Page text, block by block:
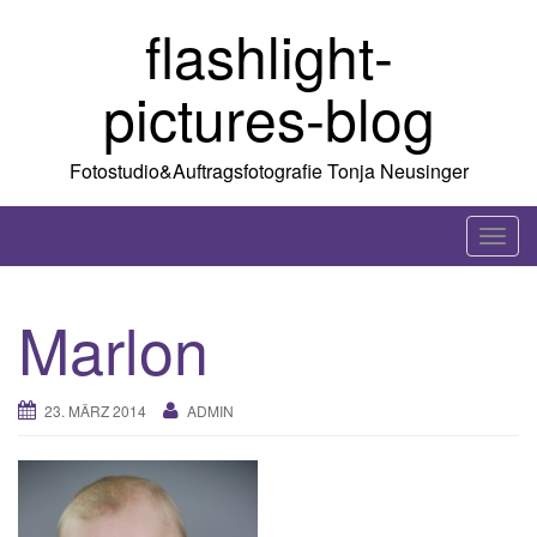
flashlight-
pictures-blog
Fotostudio&Auftragsfotografie Tonja Neusinger
T
o
Marlon
23. MÄRZ 2014 ADMIN